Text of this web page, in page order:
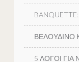
ΒΕΛΟΥΔΙΝΟ
5 ΛΟΓΟΙ